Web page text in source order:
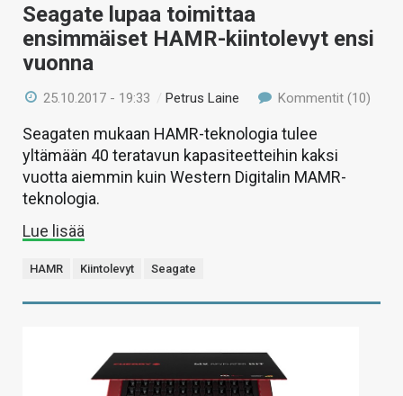
Seagate lupaa toimittaa
ensimmäiset HAMR-kiintolevyt ensi
vuonna
25.10.2017 - 19:33 /Petrus Laine Kommentit (10)
Seagaten mukaan HAMR-teknologia tulee
yltämään 40 teratavun kapasiteetteihin kaksi
vuotta aiemmin kuin Western Digitalin MAMR-
teknologia.
Lue lisää
HAMR Kiintolevyt Seagate